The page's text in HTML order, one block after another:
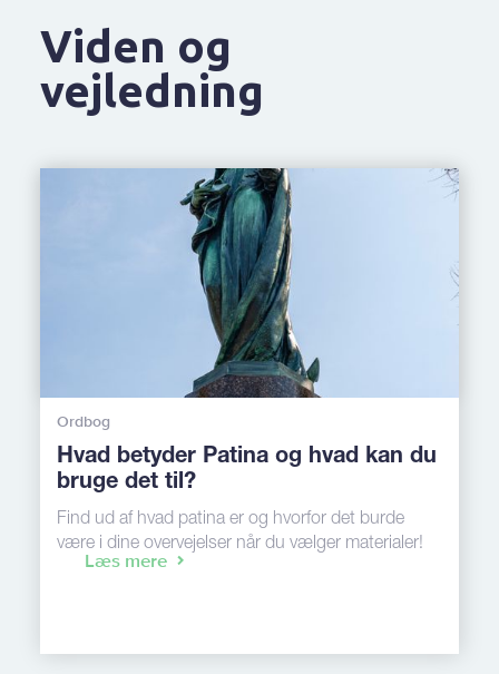
Viden og
vejledning
Ordbog
Hvad betyder Patina og hvad kan du
bruge det til?
Find ud af hvad patina er og hvorfor det burde
være i dine overvejelser når du vælger materialer!
Læs mere